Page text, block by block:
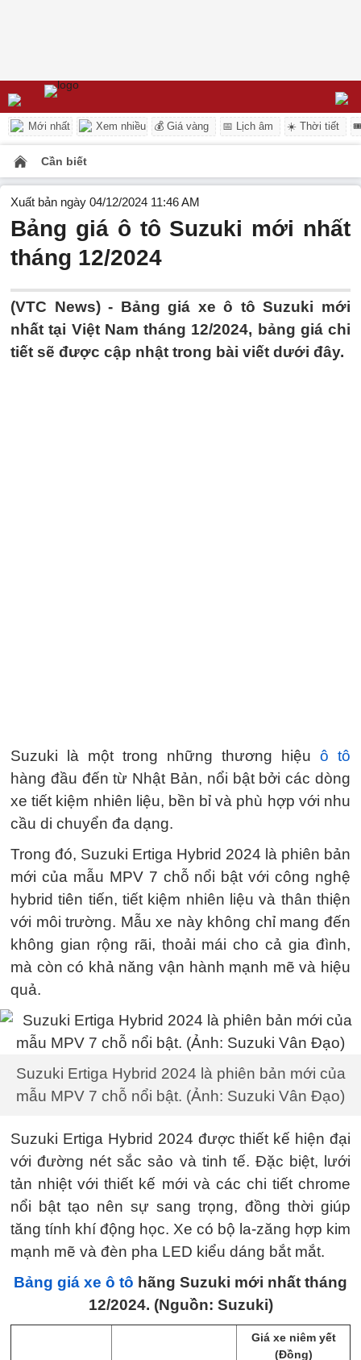
Mới nhất Xem nhiều 💰 Giá vàng 📅 Lịch âm ☀️ Thời tiết
Cần biết
Xuất bản ngày 04/12/2024 11:46 AM
Bảng giá ô tô Suzuki mới nhất
tháng 12/2024
(VTC News) - Bảng giá xe ô tô Suzuki mới
nhất tại Việt Nam tháng 12/2024, bảng giá chi
tiết sẽ được cập nhật trong bài viết dưới đây.
Suzuki là một trong những thương hiệu ô tô
hàng đầu đến từ Nhật Bản, nổi bật bởi các dòng
xe tiết kiệm nhiên liệu, bền bỉ và phù hợp với nhu
cầu di chuyển đa dạng.
Trong đó, Suzuki Ertiga Hybrid 2024 là phiên bản
mới của mẫu MPV 7 chỗ nổi bật với công nghệ
hybrid tiên tiến, tiết kiệm nhiên liệu và thân thiện
với môi trường. Mẫu xe này không chỉ mang đến
không gian rộng rãi, thoải mái cho cả gia đình,
mà còn có khả năng vận hành mạnh mẽ và hiệu
quả.
Suzuki Ertiga Hybrid 2024 là phiên bản mới của
mẫu MPV 7 chỗ nổi bật. (Ảnh: Suzuki Vân Đạo)
Suzuki Ertiga Hybrid 2024 được thiết kế hiện đại
với đường nét sắc sảo và tinh tế. Đặc biệt, lưới
tản nhiệt với thiết kế mới và các chi tiết chrome
nổi bật tạo nên sự sang trọng, đồng thời giúp
tăng tính khí động học. Xe có bộ la-zăng hợp kim
mạnh mẽ và đèn pha LED kiểu dáng bắt mắt.
Bảng giá xe ô tô hãng Suzuki mới nhất tháng
12/2024. (Nguồn: Suzuki)
Giá xe niêm yết
(Đồng)